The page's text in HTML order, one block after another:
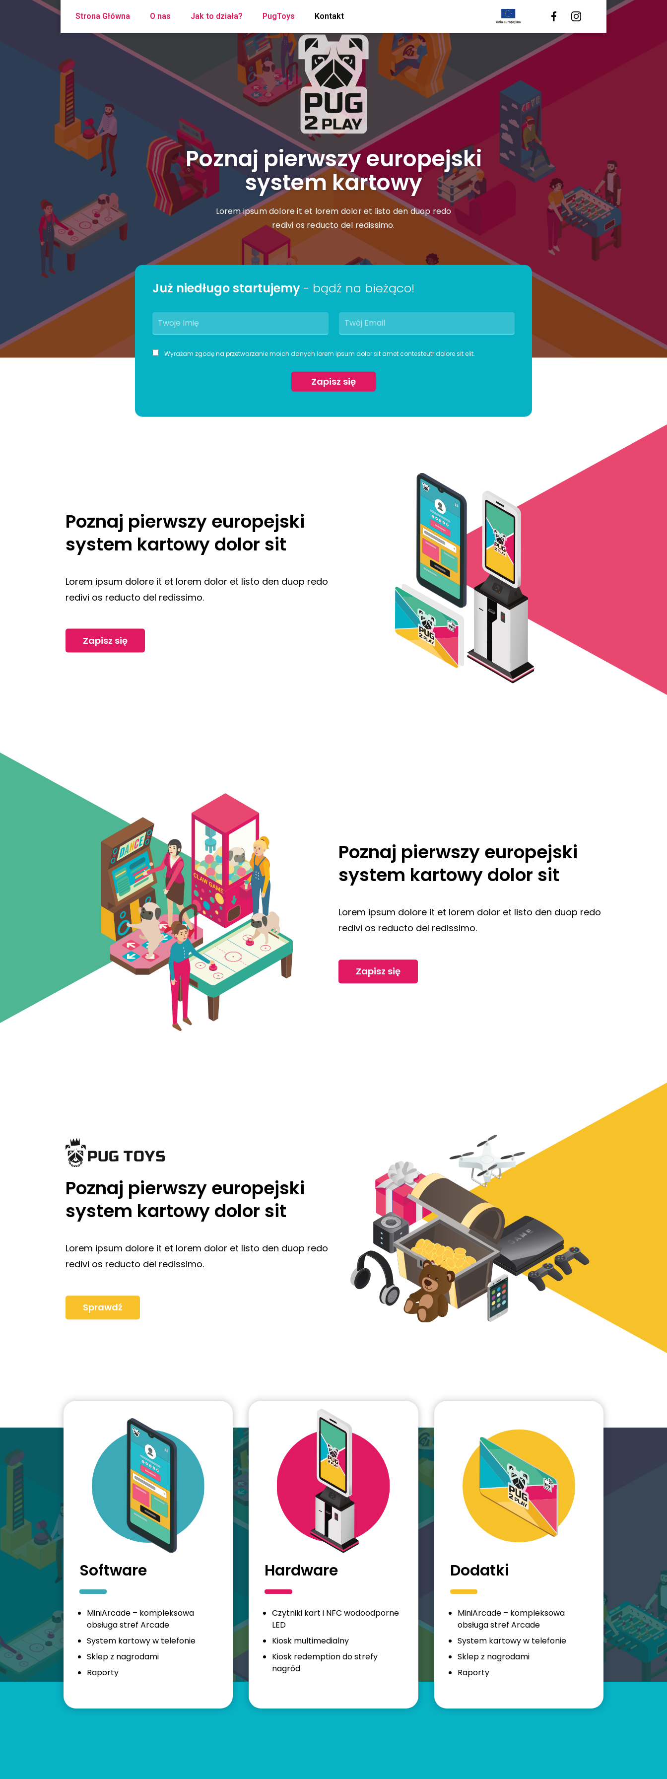
Strona Główna O nas Jak to działa? PugToys Kontakt
Poznaj pierwszy europejski
system kartowy
Lorem ipsum dolore it et lorem dolor et listo den duop redo
redivi os reducto del redissimo.
Już niedługo startujemy - bądź na bieżąco!
Wyrażam zgodę na przetwarzanie moich danych lorem ipsum dolor sit amet contesteutr dolore sit elit.
Zapisz się
Poznaj pierwszy europejski
system kartowy dolor sit
Lorem ipsum dolore it et lorem dolor et listo den duop redo
redivi os reducto del redissimo.
Zapisz się
Poznaj pierwszy europejski
system kartowy dolor sit
Lorem ipsum dolore it et lorem dolor et listo den duop redo
redivi os reducto del redissimo.
Zapisz się
Poznaj pierwszy europejski
system kartowy dolor sit
Lorem ipsum dolore it et lorem dolor et listo den duop redo
redivi os reducto del redissimo.
Sprawdź
Software
MiniArcade – kompleksowa
obsługa stref Arcade
System kartowy w telefonie
Sklep z nagrodami
Raporty
Hardware
Czytniki kart i NFC wodoodporne
LED
Kiosk multimedialny
Kiosk redemption do strefy
nagród
Dodatki
MiniArcade – kompleksowa
obsługa stref Arcade
System kartowy w telefonie
Sklep z nagrodami
Raporty